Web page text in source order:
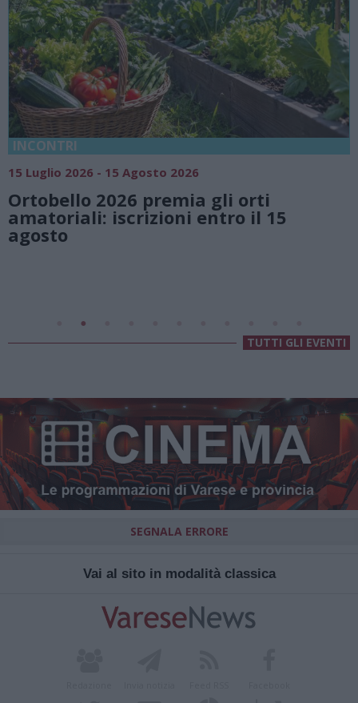
18 Luglio 2026 - 15 Agosto 2026
Vivi l’estate a Villa Fogazzaro Roi. Tra
natura e atmosfere senza tempo sul
Lago di Lugano
Valsolda
TUTTI GLI EVENTI
SEGNALA ERRORE
Vai al sito in modalità classica